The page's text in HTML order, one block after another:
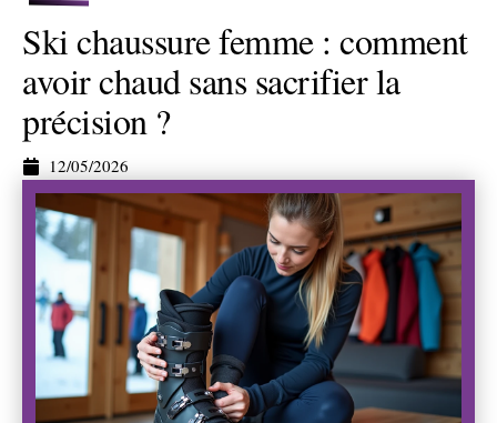
Ski chaussure femme : comment
avoir chaud sans sacrifier la
précision ?
12/05/2026